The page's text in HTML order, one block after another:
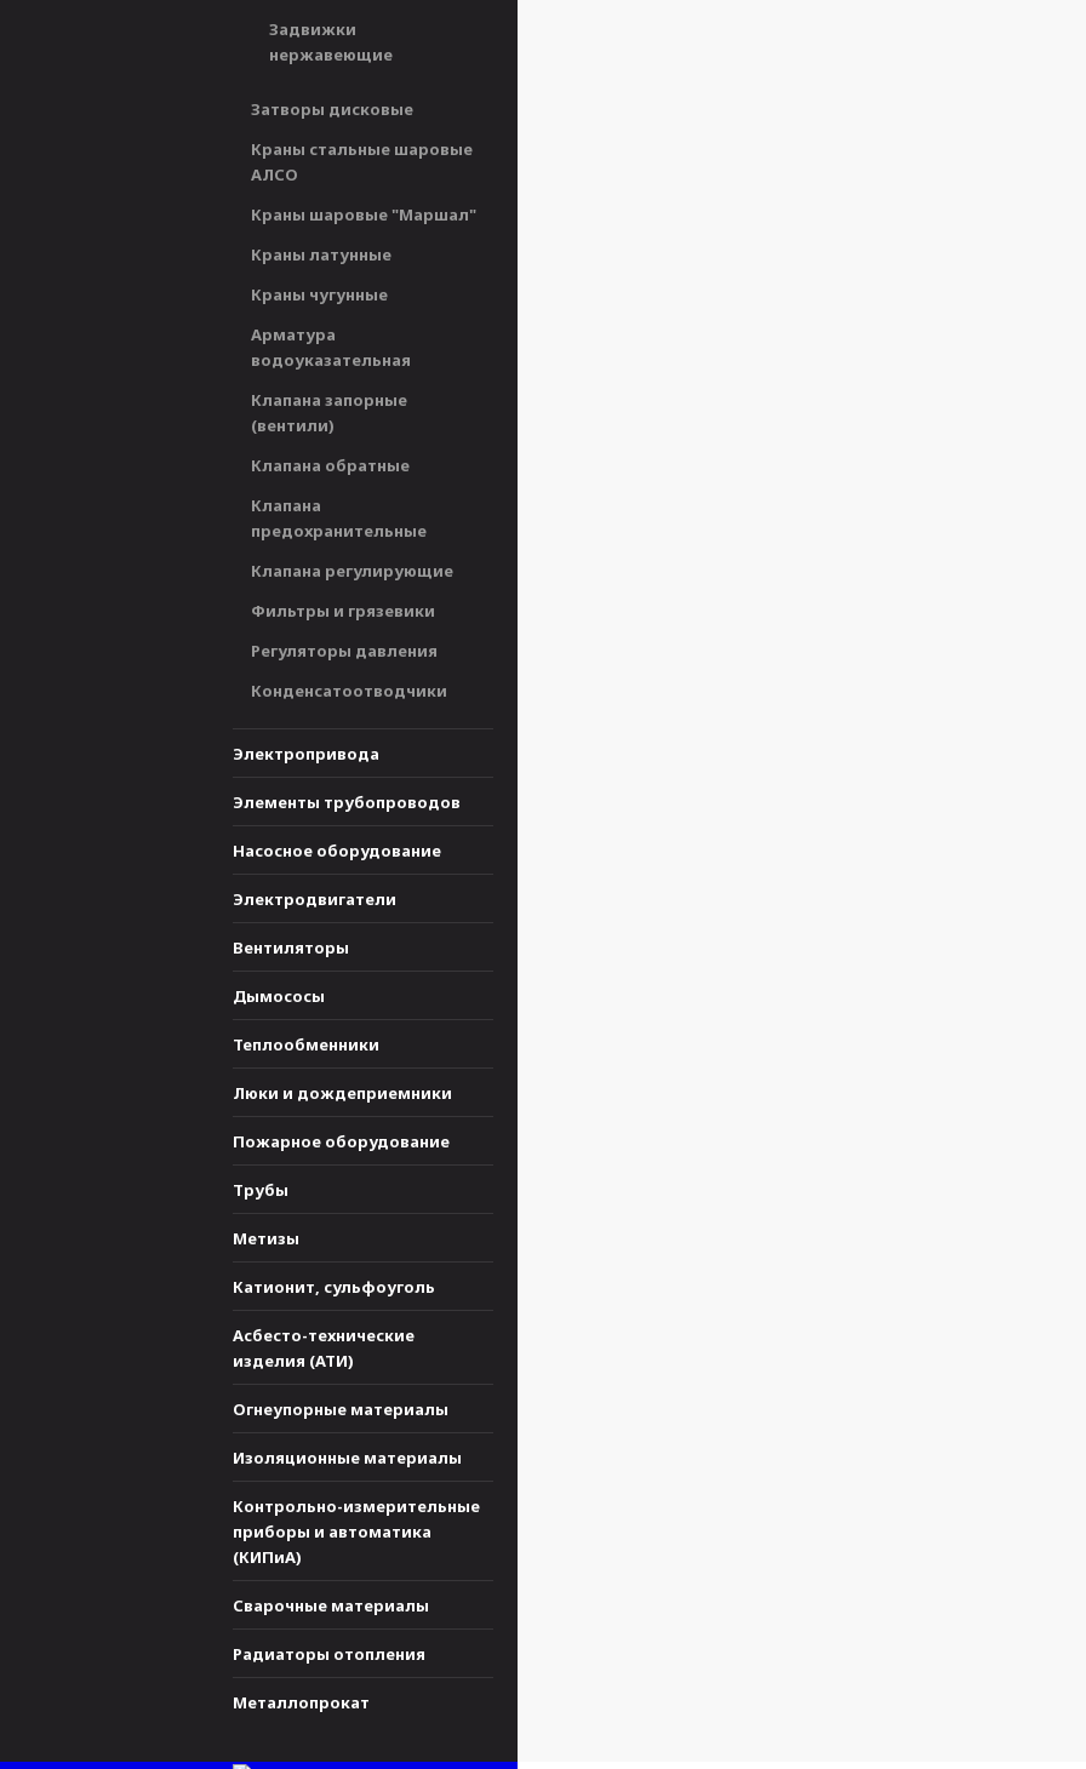
Задвижки
нержавеющие
Затворы дисковые
Краны стальные шаровые
АЛСО
Краны шаровые "Маршал"
Краны латунные
Краны чугунные
Арматура
водоуказательная
Клапана запорные
(вентили)
Клапана обратные
Клапана
предохранительные
Клапана регулирующие
Фильтры и грязевики
Регуляторы давления
Конденсатоотводчики
Электропривода
Элементы трубопроводов
Насосное оборудование
Электродвигатели
Вентиляторы
Дымососы
Теплообменники
Люки и дождеприемники
Пожарное оборудование
Трубы
Метизы
Катионит, сульфоуголь
Асбесто-технические
изделия (АТИ)
Огнеупорные материалы
Изоляционные материалы
Контрольно-измерительные
приборы и автоматика
(КИПиА)
Сварочные материалы
Радиаторы отопления
Металлопрокат